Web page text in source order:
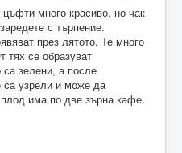
много красиво, но чак
с търпение.
през лятото. Те много
тях се образуват
са зелени, а после
са узрели и може да
има по две зърна кафе.